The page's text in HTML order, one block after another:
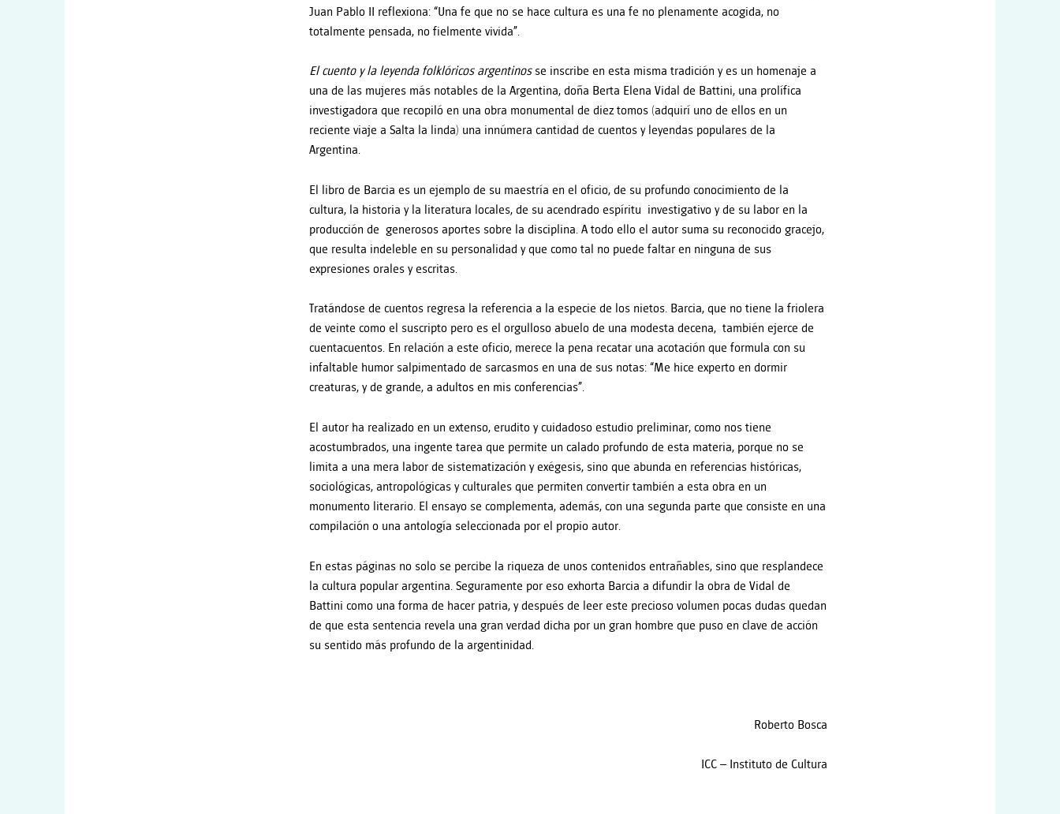
Juan Pablo II reflexiona: “Una fe que no se hace cultura es una fe no plenamente acogida, no
totalmente pensada, no fielmente vivida”.
El cuento y la leyenda folklóricos argentinosse inscribe en esta misma tradición y es un homenaje a
una de las mujeres más notables de la Argentina, doña Berta Elena Vidal de Battini, una prolífica
investigadora que recopiló en una obra monumental de diez tomos (adquirí uno de ellos en un
reciente viaje a Salta la linda) una innúmera cantidad de cuentos y leyendas populares de la
Argentina.
El libro de Barcia es un ejemplo de su maestría en el oficio, de su profundo conocimiento de la
cultura, la historia y la literatura locales, de su acendrado espíritu investigativo y de su labor en la
producción de generosos aportes sobre la disciplina. A todo ello el autor suma su reconocido gracejo,
que resulta indeleble en su personalidad y que como tal no puede faltar en ninguna de sus
expresiones orales y escritas.
Tratándose de cuentos regresa la referencia a la especie de los nietos. Barcia, que no tiene la friolera
de veinte como el suscripto pero es el orgulloso abuelo de una modesta decena, también ejerce de
cuentacuentos. En relación a este oficio, merece la pena recatar una acotación que formula con su
infaltable humor salpimentado de sarcasmos en una de sus notas: “Me hice experto en dormir
creaturas, y de grande, a adultos en mis conferencias”.
El autor ha realizado en un extenso, erudito y cuidadoso estudio preliminar, como nos tiene
acostumbrados, una ingente tarea que permite un calado profundo de esta materia, porque no se
limita a una mera labor de sistematización y exégesis, sino que abunda en referencias históricas,
sociológicas, antropológicas y culturales que permiten convertir también a esta obra en un
monumento literario. El ensayo se complementa, además, con una segunda parte que consiste en una
compilación o una antología seleccionada por el propio autor.
En estas páginas no solo se percibe la riqueza de unos contenidos entrañables, sino que resplandece
la cultura popular argentina. Seguramente por eso exhorta Barcia a difundir la obra de Vidal de
Battini como una forma de hacer patria, y después de leer este precioso volumen pocas dudas quedan
de que esta sentencia revela una gran verdad dicha por un gran hombre que puso en clave de acción
su sentido más profundo de la argentinidad.
Roberto Bosca
ICC – Instituto de Cultura